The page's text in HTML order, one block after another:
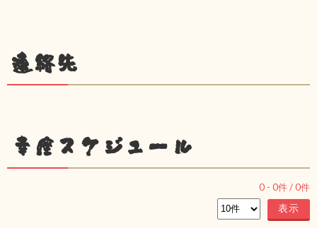
連絡先
幸座スケジュール
0 - 0件 /0件